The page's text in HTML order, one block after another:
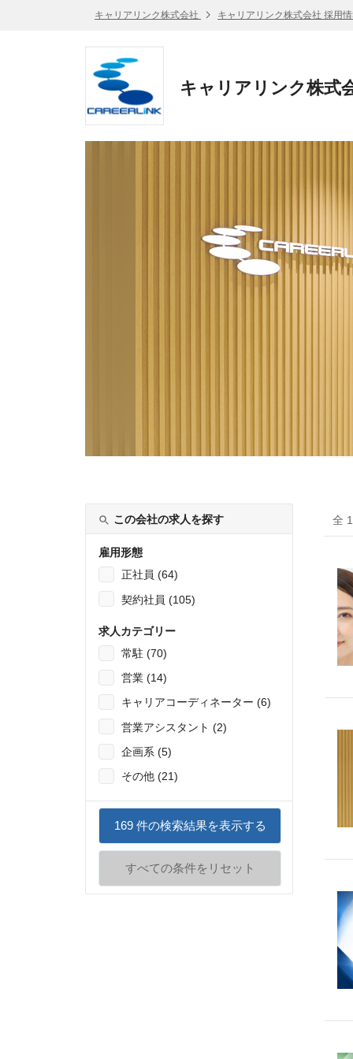
キャリアリンク株式会社 キャリアリンク株式会社 採用
キャリアリンク株式
この会社の求人を探す
雇用形態
正社員 (64)
契約社員 (105)
求人カテゴリー
常駐 (70)
営業 (14)
キャリアコーディネーター (6)
営業アシスタント (2)
企画系 (5)
その他 (21)
169件の検索結果を表示する
すべての条件をリセット
全